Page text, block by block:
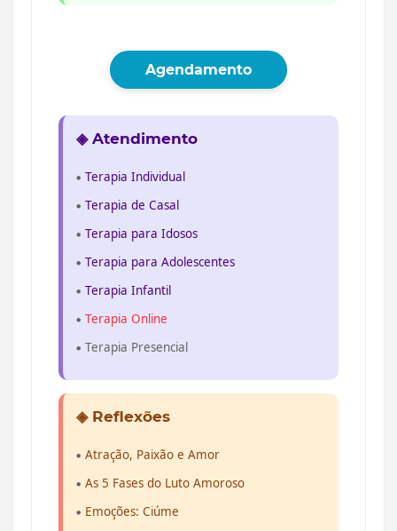
Agendamento
◈ Atendimento
Terapia Individual
Terapia de Casal
Terapia para Idosos
Terapia para Adolescentes
Terapia Infantil
Terapia Online
Terapia Presencial
◈ Reflexões
Atração, Paixão e Amor
As 5 Fases do Luto Amoroso
Emoções: Ciúme